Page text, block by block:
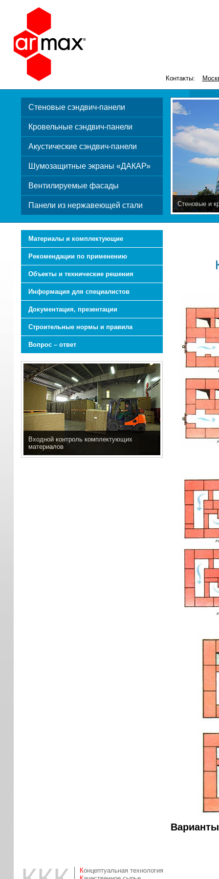
Контакты:
Стеновые сэндвич-панели
Кровельные сэндвич-панели
Акустические сэндвич-панели
Шумозащитные экраны «ДАКАР»
Вентилируемые фасады
Панели из нержавеющей стали Стеновые и
Материалы и комплектующие
Рекомендации по применению
Объекты и технические решения
Информация для специалистов
Документация, презентации
Строительные нормы и правила
Вопрос – ответ
Входной контроль комплектующих
материалов
Концептуальная технология